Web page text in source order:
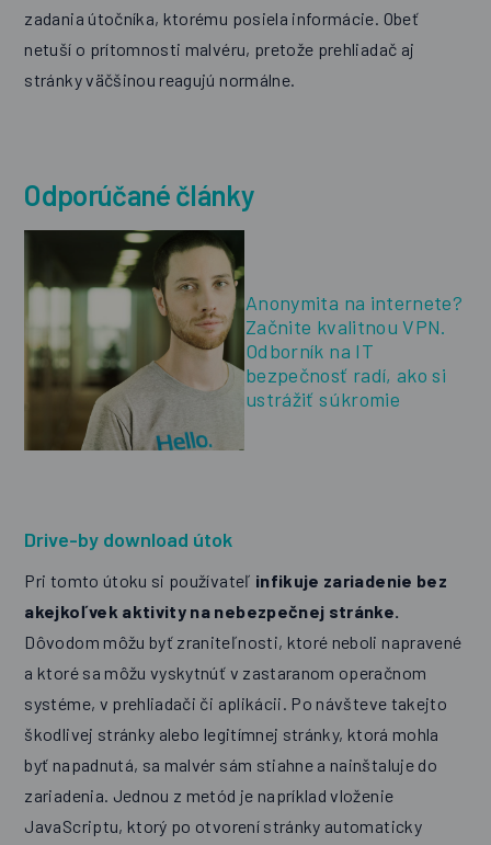
zadania útočníka, ktorému posiela informácie. Obeť
netuší o prítomnosti malvéru, pretože prehliadač aj
stránky väčšinou reagujú normálne.
Odporúčané články
Anonymita na internete?
Začnite kvalitnou VPN.
Odborník na IT
bezpečnosť radí, ako si
ustrážiť súkromie
Drive-by download útok
Pri tomto útoku si používateľ infikuje zariadenie bez
akejkoľvek aktivity na nebezpečnej stránke.
Dôvodom môžu byť zraniteľnosti, ktoré neboli napravené
a ktoré sa môžu vyskytnúť v zastaranom operačnom
systéme, v prehliadači či aplikácii. Po návšteve takejto
škodlivej stránky alebo legitímnej stránky, ktorá mohla
byť napadnutá, sa malvér sám stiahne a nainštaluje do
zariadenia. Jednou z metód je napríklad vloženie
JavaScriptu, ktorý po otvorení stránky automaticky